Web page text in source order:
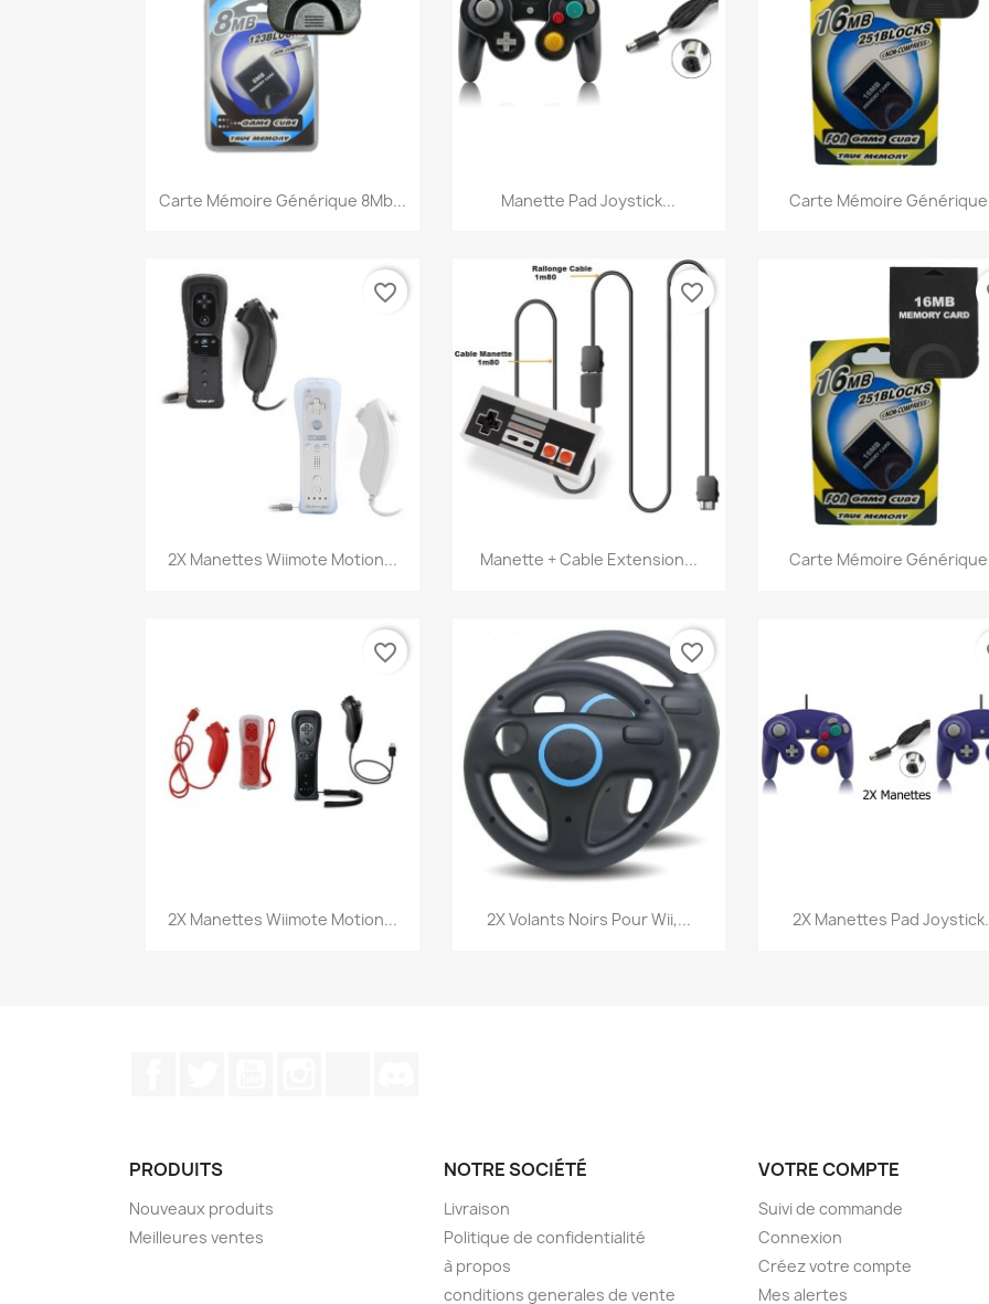
Aperçu rapide
Carte Mémoire Générique 8Mb... Aperçu rapide
Manette Pad Joystick... Aperçu rapide
Carte Mémoire
Aperçu rapide
2X Manettes Wiimote Motion...
favorite_border
Aperçu rapide
Manette + Cable Extension...
favorite_border
Aperçu rapide
Carte Mémoire
Aperçu rapide
2X Manettes Wiimote Motion...
favorite_border
Aperçu rapide
2X Volants Noirs Pour Wii,...
favorite_border
Aperçu rapide
2X Manettes Pad
PRODUITS
Nouveaux produits
Meilleures ventes
NOTRE SOCIÉTÉ
Livraison
Politique de confidentialité
à propos
conditions generales de vente
VOTRE COMPTE
Suivi de commande
Connexion
Créez votre compte
Mes alertes